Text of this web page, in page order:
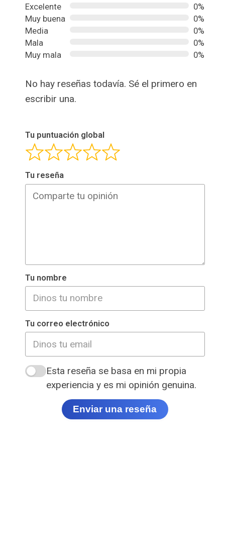
Excelente
0%
Muy buena
0%
Media
0%
Mala
0%
Muy mala
0%
No hay reseñas todavía. Sé el primero en
escribir una.
Tu puntuación global
Tu reseña
Tu nombre
Tu correo electrónico
Esta reseña se basa en mi propia
experiencia y es mi opinión genuina.
Enviar una reseña